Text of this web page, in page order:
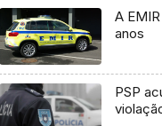
A
anos
PSP